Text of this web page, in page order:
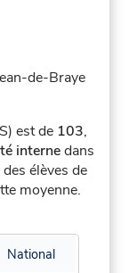
de-Braye
est de 103,
internedans
élèves de
moyenne.
National